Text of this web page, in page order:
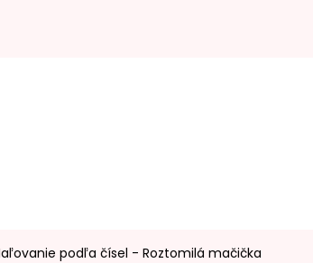
podľa čísel - Roztomilá mačička